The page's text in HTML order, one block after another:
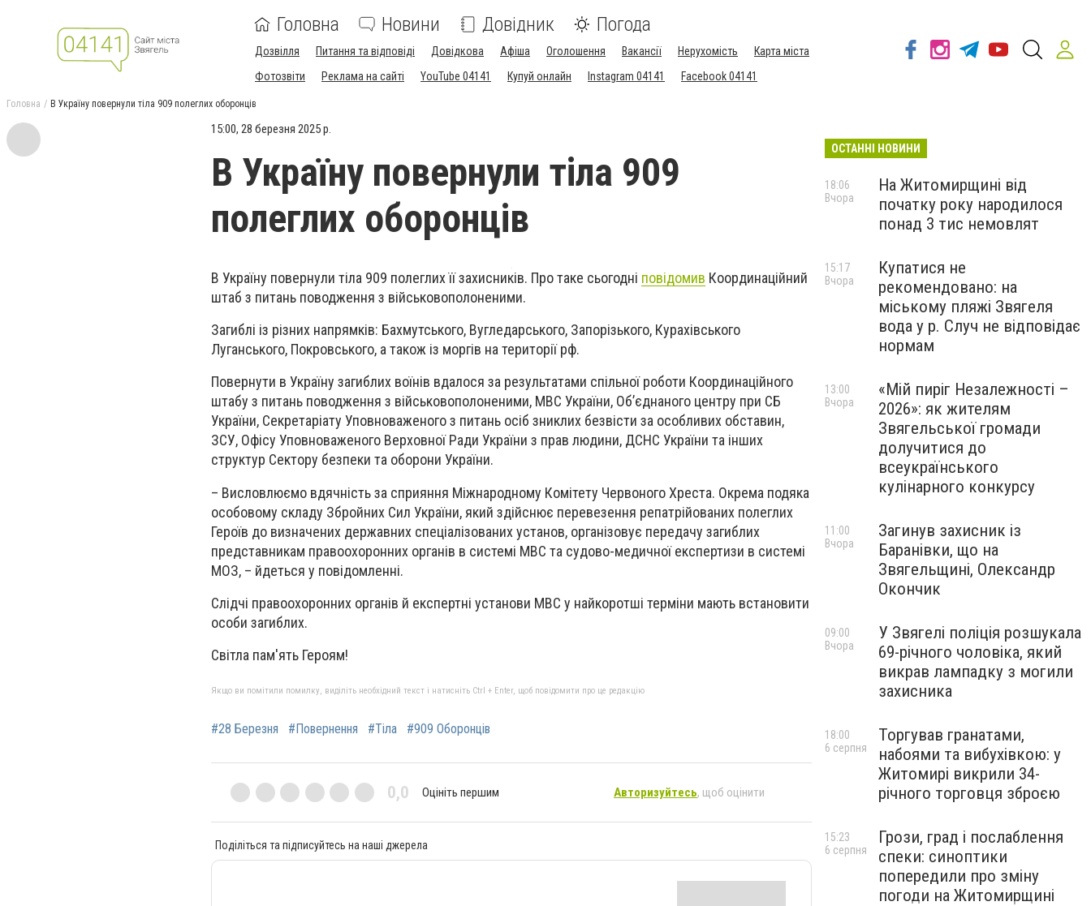
Головна Новини Довідник Погода
Дозвілля Питання та відповіді Довідкова Афіша Оголошення Вакансії Нерухомість
Карта міста
Фотозвіти
Реклама на сайті YouTube 04141 Купуй онлайн Instagram 04141 Facebook 04141
Головна В Україну повернули тіла 909 полеглих оборонців
15:00, 28 березня 2025 р.
В Україну повернули тіла 909
полеглих оборонців
В Україну повернули тіла 909 полеглих її захисників. Про таке сьогодні повідомив Координаційний
штаб з питань поводження з військовополоненими.
Загиблі із різних напрямків: Бахмутського, Вугледарського, Запорізького, Курахівського
Луганського, Покровського, а також із моргів на території рф.
Повернути в Україну загиблих воїнів вдалося за результатами спільної роботи Координаційного
штабу з питань поводження з військовополоненими, МВС України, Об’єднаного центру при СБ
України, Секретаріату Уповноваженого з питань осіб зниклих безвісти за особливих обставин,
ЗСУ, Офісу Уповноваженого Верховної Ради України з прав людини, ДСНС України та інших
структур Сектору безпеки та оборони України.
– Висловлюємо вдячність за сприяння Міжнародному Комітету Червоного Хреста. Окрема подяка
особовому складу Збройних Сил України, який здійснює перевезення репатрійованих полеглих
Героїв до визначених державних спеціалізованих установ, організовує передачу загиблих
представникам правоохоронних органів в системі МВС та судово-медичної експертизи в системі
МОЗ, – йдеться у повідомленні.
Слідчі правоохоронних органів й експертні установи МВС у найкоротші терміни мають встановити
особи загиблих.
Світла пам'ять Героям!
Якщо ви помітили помилку, виділіть необхідний текст і натисніть Ctrl + Enter, щоб повідомити про це редакцію
#28 Березня #Повернення #Тіла #909 Оборонців
0,0 Оцініть першим Авторизуйтесь, щоб оцінити
Поділіться та підписуйтесь на наші джерела
ОСТАННІ НОВИНИ
На Житомирщині від
початку року народилося
понад 3 тис немовлят
18:06
Вчора
Купатися не
рекомендовано: на
міському пляжі Звягеля
вода у р. Случ не відповідає
нормам
15:17
Вчора
«Мій пиріг Незалежності –
2026»: як жителям
Звягельської громади
долучитися до
всеукраїнського
кулінарного конкурсу
13:00
Вчора
Загинув захисник із
Баранівки, що на
Звягельщині, Олександр
Окончик
11:00
Вчора
У Звягелі поліція розшукала
69-річного чоловіка, який
викрав лампадку з могили
захисника
09:00
Вчора
Торгував гранатами,
набоями та вибухівкою: у
Житомирі викрили 34-
річного торговця зброєю
18:00
6 серпня
Грози, град і послаблення
спеки: синоптики
попередили про зміну
погоди на Житомирщині
15:23
6 серпня